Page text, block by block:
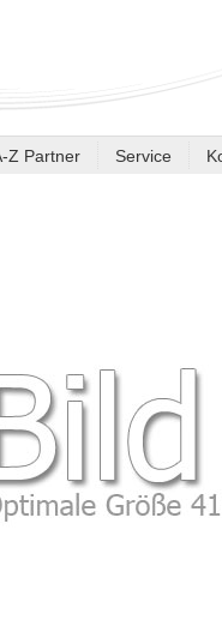
Z Partner Service